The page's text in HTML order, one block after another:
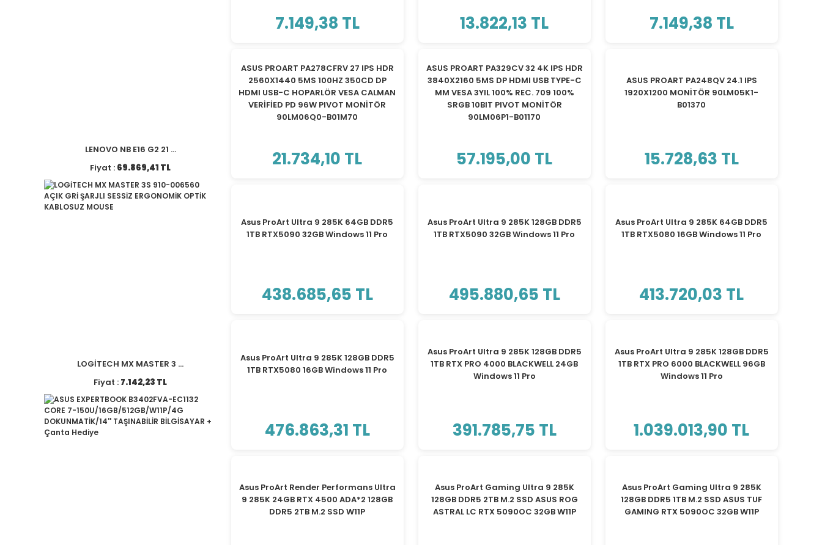
LENOVO NB E16 G2 21 ...
Fiyat : 69.869,41 TL
LOGİTECH MX MASTER 3 ...
Fiyat : 7.142,23 TL
7.149,38 TL 13.822,13 TL 7.149,38 TL
ASUS PROART PA278CFRV 27 IPS HDR
2560X1440 5MS 100HZ 350CD DP
HDMI USB-C HOPARLÖR VESA CALMAN
VERİFİED PD 96W PIVOT MONİTÖR
90LM06Q0-B01M70
21.734,10 TL
ASUS PROART PA329CV 32 4K IPS HDR
3840X2160 5MS DP HDMI USB TYPE-C
MM VESA 3YIL 100% REC. 709 100%
SRGB 10BIT PIVOT MONİTÖR
90LM06P1-B01170
57.195,00 TL
ASUS PROART PA248QV 24.1 IPS
1920X1200 MONİTÖR 90LM05K1-
B01370
15.728,63 TL
Asus ProArt Ultra 9 285K 64GB DDR5
1TB RTX5090 32GB Windows 11 Pro
438.685,65 TL
Asus ProArt Ultra 9 285K 128GB DDR5
1TB RTX5090 32GB Windows 11 Pro
495.880,65 TL
Asus ProArt Ultra 9 285K 64GB DDR5
1TB RTX5080 16GB Windows 11 Pro
413.720,03 TL
Asus ProArt Ultra 9 285K 128GB DDR5
1TB RTX5080 16GB Windows 11 Pro
476.863,31 TL
Asus ProArt Ultra 9 285K 128GB DDR5
1TB RTX PRO 4000 BLACKWELL 24GB
Windows 11 Pro
391.785,75 TL
Asus ProArt Ultra 9 285K 128GB DDR5
1TB RTX PRO 6000 BLACKWELL 96GB
Windows 11 Pro
1.039.013,90 TL
Asus ProArt Render Performans Ultra
9 285K 24GB RTX 4500 ADA*2 128GB
DDR5 2TB M.2 SSD W11P
Asus ProArt Gaming Ultra 9 285K
128GB DDR5 2TB M.2 SSD ASUS ROG
ASTRAL LC RTX 5090OC 32GB W11P
Asus ProArt Gaming Ultra 9 285K
128GB DDR5 1TB M.2 SSD ASUS TUF
GAMING RTX 5090OC 32GB W11P